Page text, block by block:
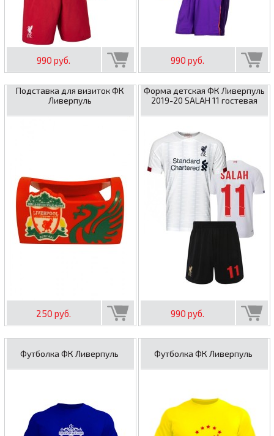
990 руб. 990 руб.
Подставка для визиток ФК
Ливерпуль
250 руб.
Форма детская ФК Ливерпуль
2019-20 SALAH 11 гостевая
990 руб.
Футболка ФК Ливерпуль Футболка ФК Ливерпуль